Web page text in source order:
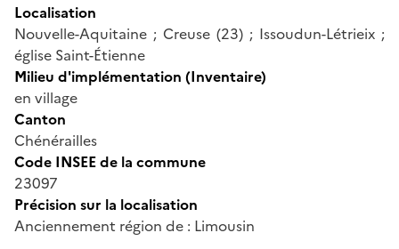
Localisation
Nouvelle-Aquitaine ; Creuse (23) ; Issoudun-Létrieix ;
église Saint-Étienne
Milieu d'implémentation (Inventaire)
en village
Canton
Chénérailles
Code INSEE de la commune
23097
Précision sur la localisation
Anciennement région de : Limousin